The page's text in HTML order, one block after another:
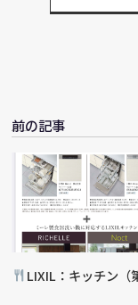
前の記事
LIXIL：キッチン（